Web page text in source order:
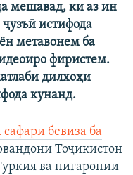
мешавад, ки аз ин
истифода
метавонем ба
фиристем.
дилхоҳи
кунанд.
бевиза ба
Тоҷикистон
ва нигаронии